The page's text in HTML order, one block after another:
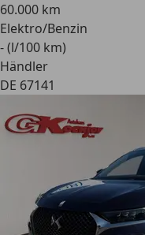
60.000 km
Elektro/Benzin
- (l/100 km)
Händler
DE 67141